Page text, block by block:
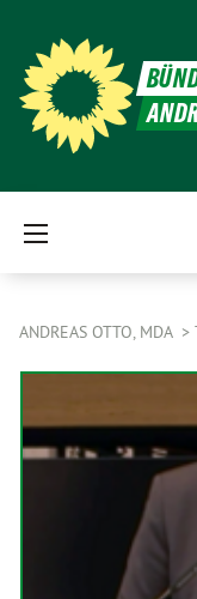
ANDREAS OTTO, MDA